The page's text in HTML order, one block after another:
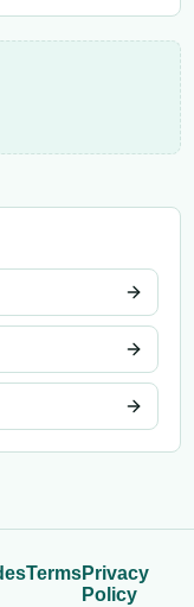
TermsPrivacy
Policy